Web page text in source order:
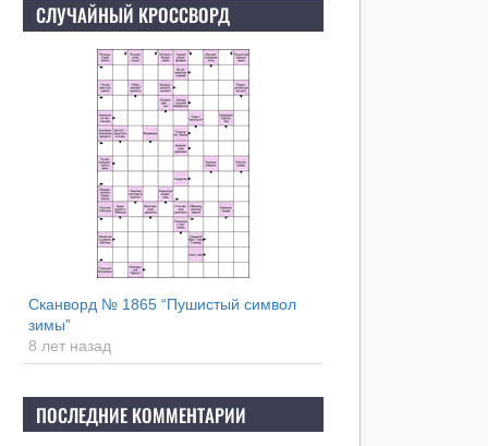
СЛУЧАЙНЫЙ КРОССВОРД
Сканворд № 1865 “Пушистый символ
зимы”
8 лет назад
ПОСЛЕДНИЕ КОММЕНТАРИИ